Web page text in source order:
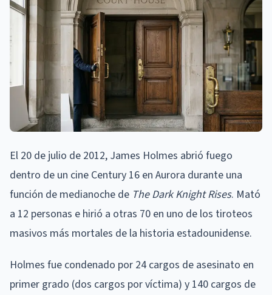
El 20 de julio de 2012, James Holmes abrió fuego
dentro de un cine Century 16 en Aurora durante una
función de medianoche de The Dark Knight Rises. Mató
a 12 personas e hirió a otras 70 en uno de los tiroteos
masivos más mortales de la historia estadounidense.
Holmes fue condenado por 24 cargos de asesinato en
primer grado (dos cargos por víctima) y 140 cargos de